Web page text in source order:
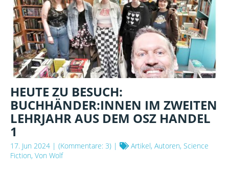
HEUTE ZU BESUCH:
BUCHHÄNDER:INNEN IM ZWEITEN
LEHRJAHR AUS DEM OSZ HANDEL
1
17. Jun 2024 | (Kommentare: 3) |
Artikel, Autoren, Science
Fiction, Von Wolf